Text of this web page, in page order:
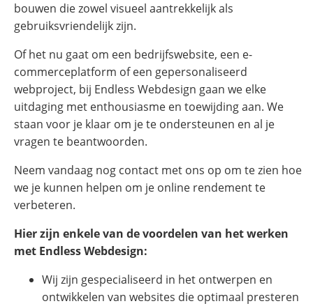
bouwen die zowel visueel aantrekkelijk als
gebruiksvriendelijk zijn.
Of het nu gaat om een bedrijfswebsite, een e-
commerceplatform of een gepersonaliseerd
webproject, bij Endless Webdesign gaan we elke
uitdaging met enthousiasme en toewijding aan. We
staan voor je klaar om je te ondersteunen en al je
vragen te beantwoorden.
Neem vandaag nog contact met ons op om te zien hoe
we je kunnen helpen om je online rendement te
verbeteren.
Hier zijn enkele van de voordelen van het werken
met Endless Webdesign:
Wij zijn gespecialiseerd in het ontwerpen en
ontwikkelen van websites die optimaal presteren